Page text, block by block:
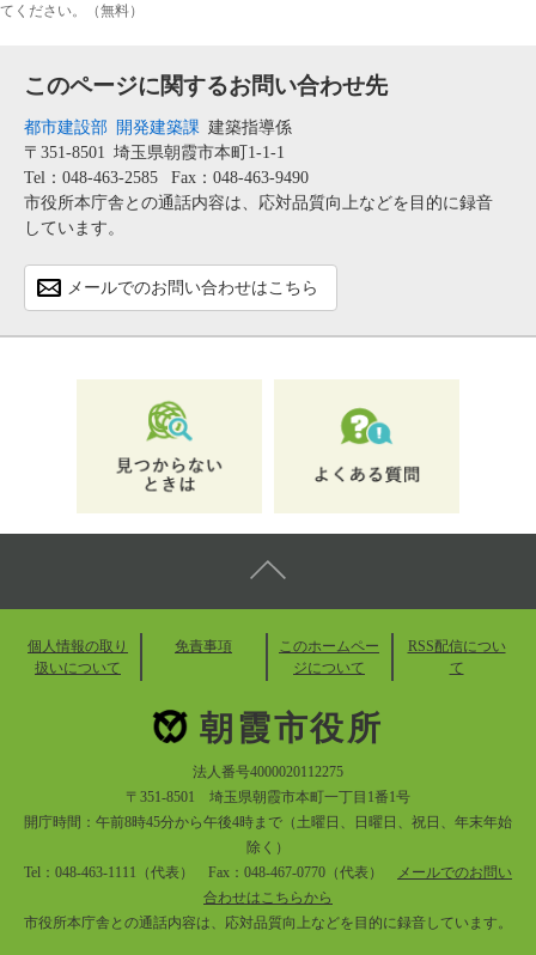
てください。（無料）
このページに関するお問い合わせ先
都市建設部 開発建築課 建築指導係
〒351-8501 埼玉県朝霞市本町1-1-1
Tel：048-463-2585
Fax：048-463-9490
市役所本庁舎との通話内容は、応対品質向上などを目的に録音
しています。
メールでのお問い合わせはこちら
個人情報の取り
扱いについて
免責事項
このホームペー
ジについて
RSS配信につい
て
朝霞市役所
法人番号4000020112275
〒351-8501 埼玉県朝霞市本町一丁目1番1号
開庁時間：午前8時45分から午後4時まで（土曜日、日曜日、祝日、年末年始
除く）
Tel：048-463-1111（代表） Fax：048-467-0770（代表）
メールでのお問い
合わせはこちらから
市役所本庁舎との通話内容は、応対品質向上などを目的に録音しています。